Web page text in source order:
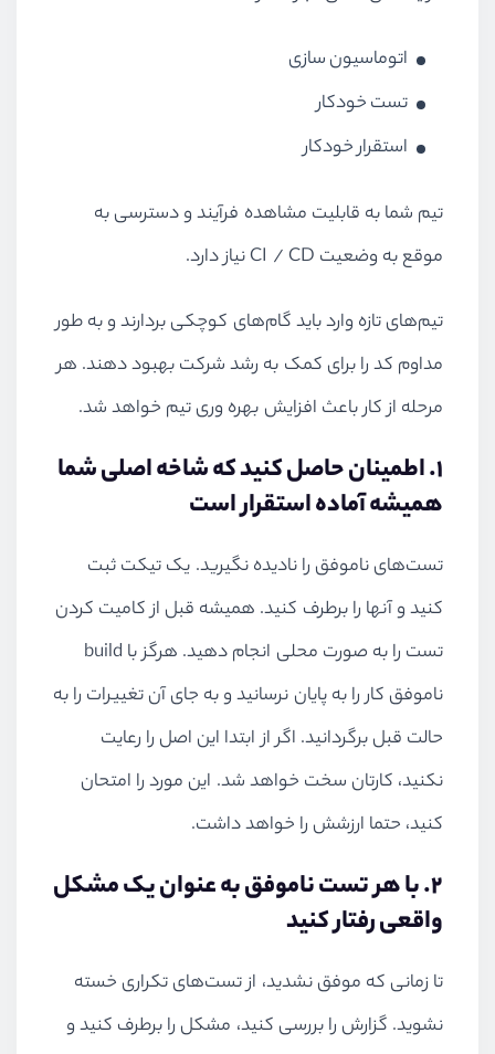
اتوماسیون سازی
تست خودکار
استقرار خودکار
تیم شما به قابلیت مشاهده فرآیند و دسترسی به
موقع به وضعیت CI / CDنیاز دارد.
تیم‌های تازه وارد باید گام‌های کوچکی بردارند و به طور
مداوم کد را برای کمک به رشد شرکت بهبود دهند. هر
مرحله از کار باعث افزایش بهره وری تیم خواهد شد.
1. اطمینان حاصل کنید که شاخه اصلی شما
همیشه آماده استقرار است
تست‌های ناموفق را نادیده نگیرید. یک تیکت ثبت
کنید و آنها را برطرف کنید. همیشه قبل از کامیت کردن
تست را به صورت محلی انجام دهید. هرگز با build
ناموفق کار را به پایان نرسانید و به جای آن تغییرات را به
حالت قبل برگردانید. اگر از ابتدا این اصل را رعایت
نکنید، کارتان سخت خواهد شد. این مورد را امتحان
کنید، حتما ارزشش را خواهد داشت.
2. با هر تست ناموفق به عنوان یک مشکل
واقعی رفتار کنید
تا زمانی که موفق نشدید، از تست‌های تکراری خسته
نشوید. گزارش را بررسی کنید، مشکل را برطرف کنید و